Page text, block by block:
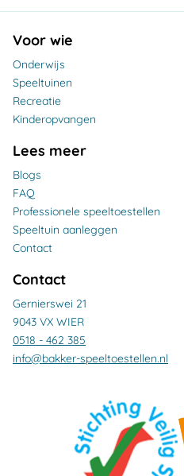
Voor wie
Onderwijs
Speeltuinen
Recreatie
Kinderopvangen
Lees meer
Blogs
FAQ
Professionele speeltoestellen
Speeltuin aanleggen
Contact
Contact
Gernierswei 21
9043 VX WIER
0518 - 462 385
info@bakker-speeltoestellen.nl